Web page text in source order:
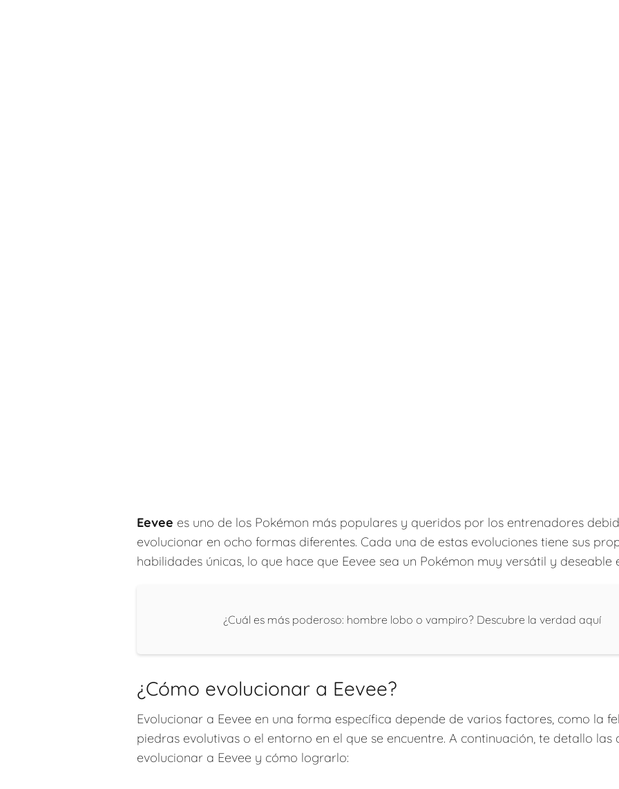
Eevee es uno de los Pokémon más populares y queridos por los entrenadores
evolucionar en ocho formas diferentes. Cada una de estas evoluciones tiene sus
habilidades únicas, lo que hace que Eevee sea un Pokémon muy versátil y deseable
¿Cuál es más poderoso: hombre lobo o vampiro? Descubre la verdad aquí
¿Cómo evolucionar a Eevee?
Evolucionar a Eevee en una forma específica depende de varios factores, como la
piedras evolutivas o el entorno en el que se encuentre. A continuación, te detallo las
evolucionar a Eevee y cómo lograrlo: